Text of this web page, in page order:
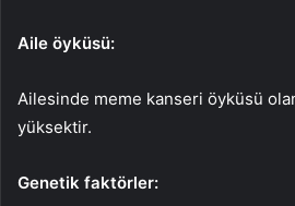
Aile öyküsü:
Ailesinde meme kanseri öyküsü
yüksektir.
Genetik faktörler: